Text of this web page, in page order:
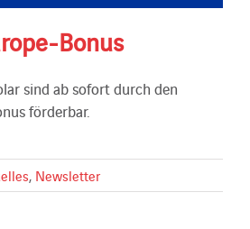
Bonus
sind ab sofort durch den
förderbar.
, Newsletter